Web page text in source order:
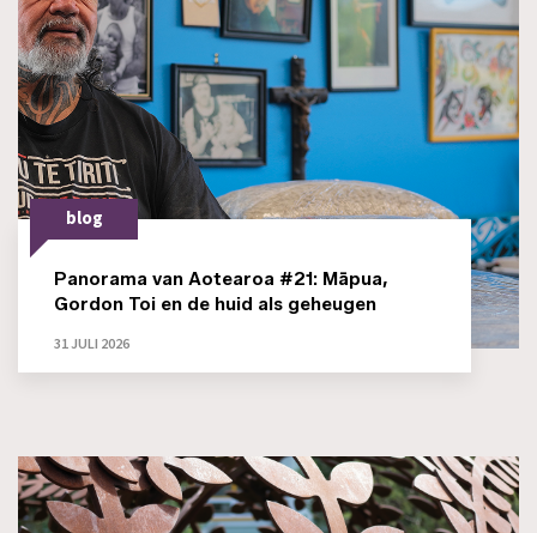
blog
Panorama van Aotearoa #21: Māpua,
Gordon Toi en de huid als geheugen
31 JULI 2026